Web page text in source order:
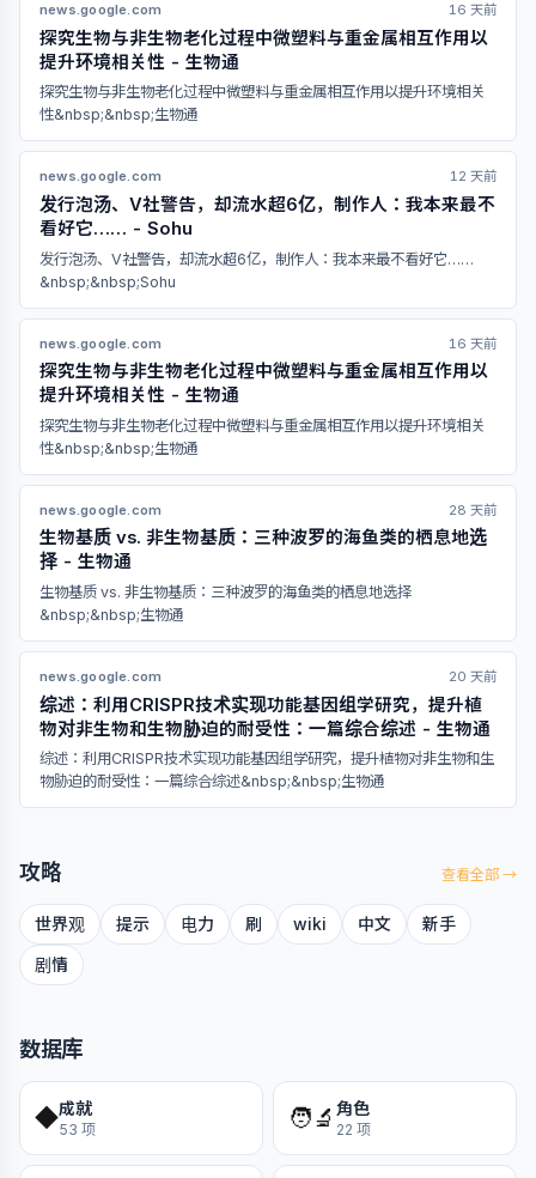
news.google.com 16 天前
探究生物与非生物老化过程中微塑料与重金属相互作用以
提升环境相关性 - 生物通
探究生物与非生物老化过程中微塑料与重金属相互作用以提升环境相关
性&nbsp;&nbsp;生物通
news.google.com 12 天前
发行泡汤、V社警告，却流水超6亿，制作人：我本来最不
看好它…… - Sohu
发行泡汤、V社警告，却流水超6亿，制作人：我本来最不看好它……
&nbsp;&nbsp;Sohu
news.google.com 16 天前
探究生物与非生物老化过程中微塑料与重金属相互作用以
提升环境相关性 - 生物通
探究生物与非生物老化过程中微塑料与重金属相互作用以提升环境相关
性&nbsp;&nbsp;生物通
news.google.com 28 天前
生物基质 vs. 非生物基质：三种波罗的海鱼类的栖息地选
择 - 生物通
生物基质 vs. 非生物基质：三种波罗的海鱼类的栖息地选择
&nbsp;&nbsp;生物通
news.google.com 20 天前
综述：利用CRISPR技术实现功能基因组学研究，提升植
物对非生物和生物胁迫的耐受性：一篇综合综述 - 生物通
综述：利用CRISPR技术实现功能基因组学研究，提升植物对非生物和生
物胁迫的耐受性：一篇综合综述&nbsp;&nbsp;生物通
攻略 查看全部 →
世界观 提示 电力 刷 wiki 中文
新手
剧情
数据库
◆成就
53 项 🧑‍🔬 角色
22 项